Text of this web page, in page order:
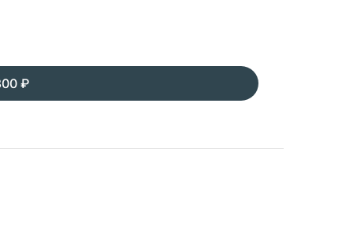
₽
инструменты
и при
работать